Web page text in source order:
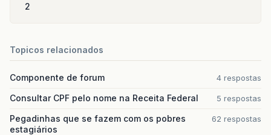
2
Topicos relacionados
Componente de forum 4 respostas
Consultar CPF pelo nome na Receita Federal 5 respostas
Pegadinhas que se fazem com os pobres
estagiários
62 respostas